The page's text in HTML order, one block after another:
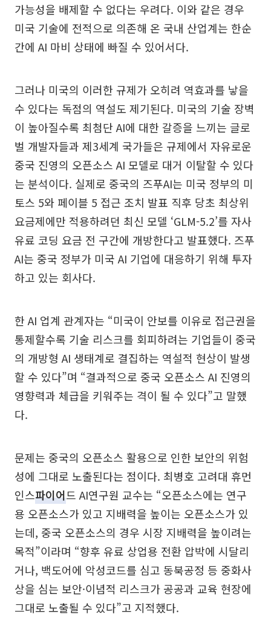
가능성을 배제할 수 없다는 우려다. 이와 같은 경우
미국 기술에 전적으로 의존해 온 국내 산업계는 한순
간에 AI 마비 상태에 빠질 수 있어서다.
그러나 미국의 이러한 규제가 오히려 역효과를 낳을
수 있다는 독점의 역설도 제기된다. 미국의 기술 장벽
이 높아질수록 최첨단 AI에 대한 갈증을 느끼는 글로
벌 개발자들과 제3세계 국가들은 규제에서 자유로운
중국 진영의 오픈소스 AI 모델로 대거 이탈할 수 있다
는 분석이다. 실제로 중국의 즈푸AI는 미국 정부의 미
토스 5와 페이블 5 접근 조치 발표 직후 당초 최상위
요금제에만 적용하려던 최신 모델 ‘GLM-5.2’를 자사
유료 코딩 요금 전 구간에 개방한다고 발표했다. 즈푸
AI는 중국 정부가 미국 AI 기업에 대응하기 위해 투자
하고 있는 회사다.
한 AI 업계 관계자는 “미국이 안보를 이유로 접근권을
통제할수록 기술 리스크를 회피하려는 기업들이 중국
의 개방형 AI 생태계로 결집하는 역설적 현상이 발생
할 수 있다”며 “결과적으로 중국 오픈소스 AI 진영의
영향력과 체급을 키워주는 격이 될 수 있다”고 말했
다.
문제는 중국의 오픈소스 활용으로 인한 보안의 위험
성에 그대로 노출된다는 점이다. 최병호 고려대 휴먼
인스파이어드 AI연구원 교수는 “오픈소스에는 연구
용 오픈소스가 있고 지배력을 높이는 오픈소스가 있
는데, 중국 오픈소스의 경우 시장 지배력을 높이려는
목적”이라며 “향후 유료 상업용 전환 압박에 시달리
거나, 백도어에 악성코드를 심고 동북공정 등 중화사
상을 심는 보안·이념적 리스크가 공공과 교육 현장에
그대로 노출될 수 있다”고 지적했다.